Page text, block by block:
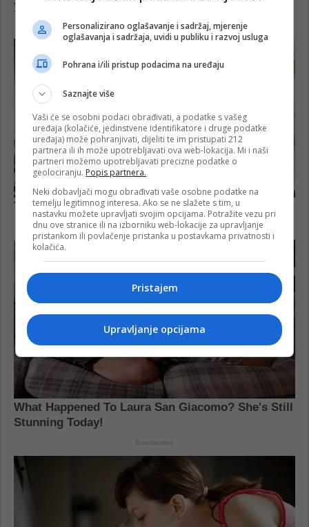
Personalizirano oglašavanje i sadržaj, mjerenje
oglašavanja i sadržaja, uvidi u publiku i razvoj usluga
Pohrana i/ili pristup podacima na uređaju
Saznajte više
Vaši će se osobni podaci obrađivati, a podatke s vašeg
uređaja (kolačiće, jedinstvene identifikatore i druge podatke
uređaja) može pohranjivati, dijeliti te im pristupati 212
partnera ili ih može upotrebljavati ova web-lokacija. Mi i naši
partneri možemo upotrebljavati precizne podatke o
geolociranju. Popis partnera.
Neki dobavljači mogu obrađivati vaše osobne podatke na
temelju legitimnog interesa. Ako se ne slažete s tim, u
nastavku možete upravljati svojim opcijama. Potražite vezu pri
dnu ove stranice ili na izborniku web-lokacije za upravljanje
pristankom ili povlačenje pristanka u postavkama privatnosti i
kolačića.
Pristajem
Upravljanje opcijama